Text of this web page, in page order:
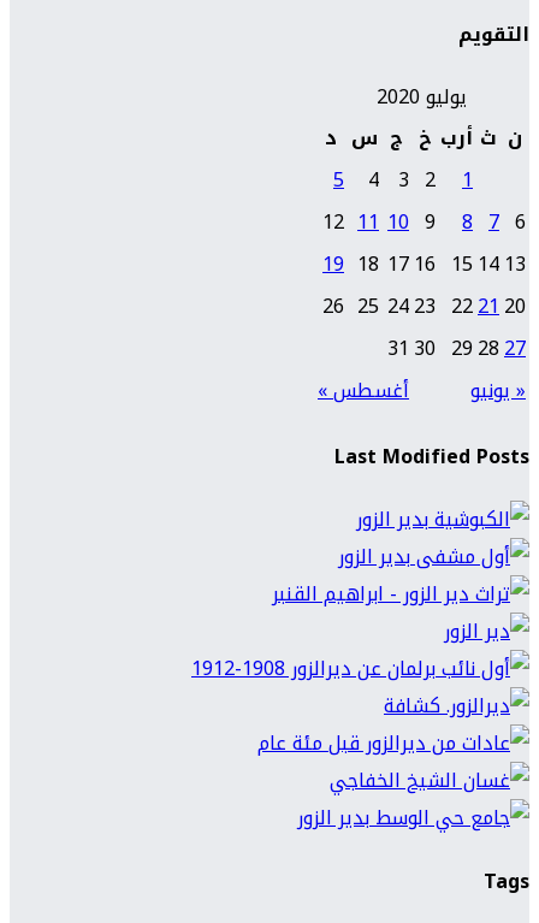
التقويم
يوليو 2020
ن ث أرب خ ج س د
« يونيو أغسطس »
1
2
3
4
5
6
7
8
9
10
11
12
13
14
15
16
17
18
19
20
21
22
23
24
25
26
27
28
29
30
31
Last Modified Posts
Tags